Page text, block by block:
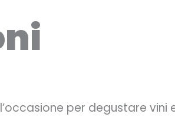
per degustare